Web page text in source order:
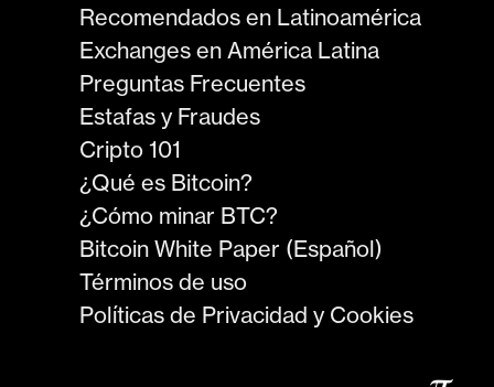
Recomendados en Latinoamérica
Exchanges en América Latina
Preguntas Frecuentes
Estafas y Fraudes
Cripto 101
¿Qué es Bitcoin?
¿Cómo minar BTC?
Bitcoin White Paper (Español)
Términos de uso
Políticas de Privacidad y Cookies